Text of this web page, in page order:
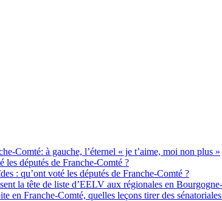
Comté: à gauche, l’éternel « je t’aime, moi non plus »
les députés de Franche-Comté ?
: qu’ont voté les députés de Franche-Comté ?
la tête de liste d’EELV aux régionales en
en Franche-Comté, quelles leçons tirer des